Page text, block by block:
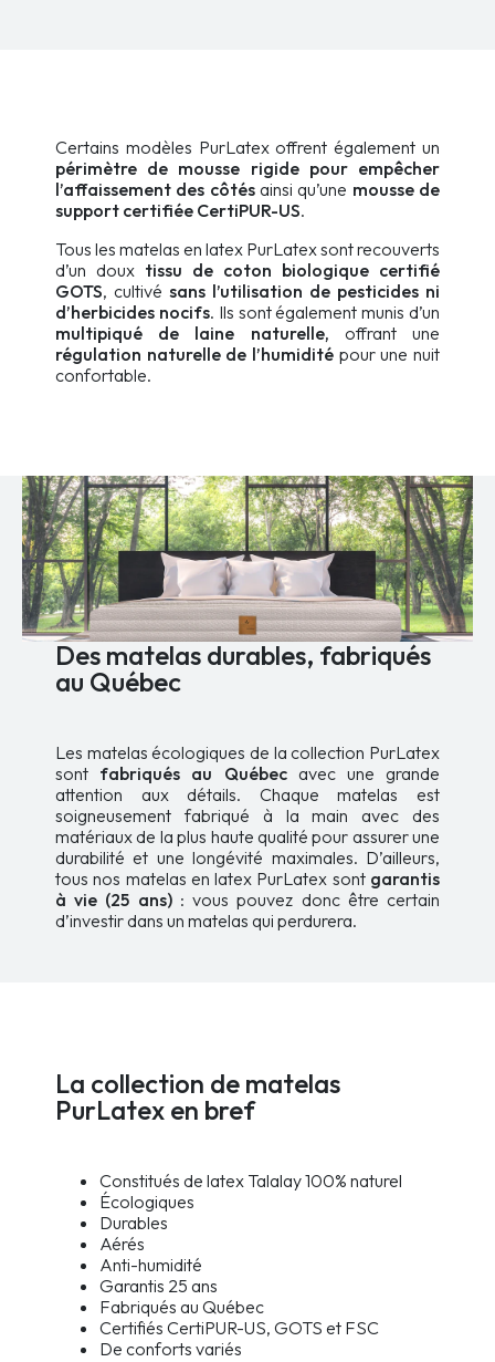
Certains modèles PurLatex offrent également un
périmètre de mousse rigide pour empêcher
l’affaissement des côtésainsi qu’une mousse de
support certifiée CertiPUR-US.
Tous les matelas en latex PurLatex sont recouverts
d’un doux tissu de coton biologique certifié
GOTS, cultivé sans l’utilisation de pesticides ni
d’herbicides nocifs. Ils sont également munis d’un
multipiqué de laine naturelle, offrant une
régulation naturelle de l’humidité pour une nuit
confortable.
Des matelas durables, fabriqués
au Québec
Les matelas écologiques de la collection PurLatex
sont fabriqués au Québecavec une grande
attention aux détails. Chaque matelas est
soigneusement fabriqué à la main avec des
matériaux de la plus haute qualité pour assurer une
durabilité et une longévité maximales. D’ailleurs,
tous nos matelas en latex PurLatex sont garantis
à vie (25 ans): vous pouvez donc être certain
d’investir dans un matelas qui perdurera.
La collection de matelas
PurLatex en bref
Constitués de latex Talalay 100% naturel
Écologiques
Durables
Aérés
Anti-humidité
Garantis 25 ans
Fabriqués au Québec
Certifiés CertiPUR-US, GOTS et FSC
De conforts variés